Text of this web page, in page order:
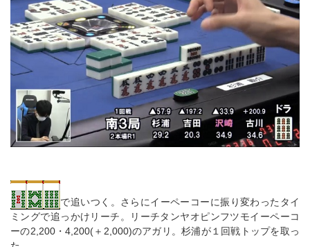
で追いつく。さらにイーペーコーに振り変わったタイ
ミングで追っかけリーチ。リーチタンヤオピンフツモイーペーコ
ーの2,200・4,200(＋2,000)のアガリ。杉浦が１回戦トップを取っ